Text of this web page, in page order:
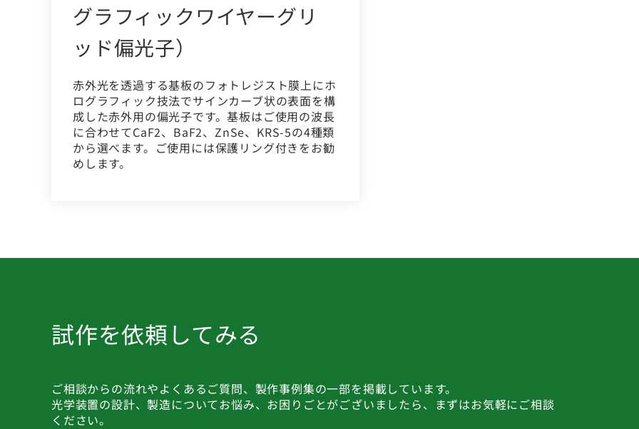
グラフィックワイヤーグリ
ッド偏光子）
赤外光を透過する基板のフォトレジスト膜上にホ
ログラフィック技法でサインカーブ状の表面を構
成した赤外用の偏光子です。基板はご使用の波長
に合わせてCaF2、BaF2、ZnSe、KRS-5の4種類
から選べます。ご使用には保護リング付きをお勧
めします。
試作を依頼してみる
ご相談からの流れやよくあるご質問、製作事例集の一部を掲載しています。
光学装置の設計、製造についてお悩み、お困りごとがございましたら、まずはお気軽にご相談
ください。